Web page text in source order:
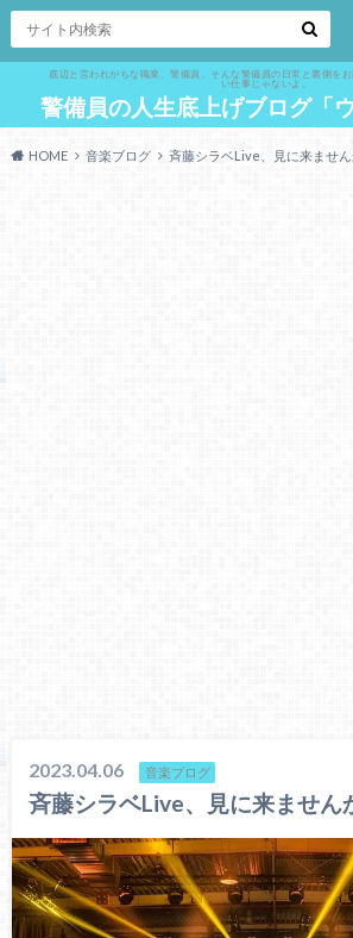
底辺と言われがちな職業、警備員。そんな警備員の日常と裏側を
い仕事じゃないよ。
警備員の人生底上げブログ「
HOME 音楽ブログ 斉藤シラベLive、見に来ません
2023.04.06 音楽ブログ
斉藤シラベLive、見に来ません